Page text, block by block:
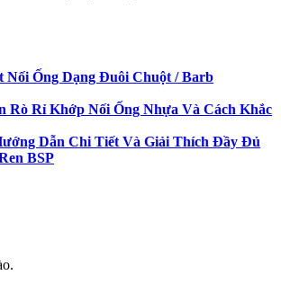
Nối Ống Dạng Đuôi Chuột / Barb
Rò Rỉ Khớp Nối Ống Nhựa Và Cách Khắc
Dẫn Chi Tiết Và Giải Thích Đầy Đủ
BSP